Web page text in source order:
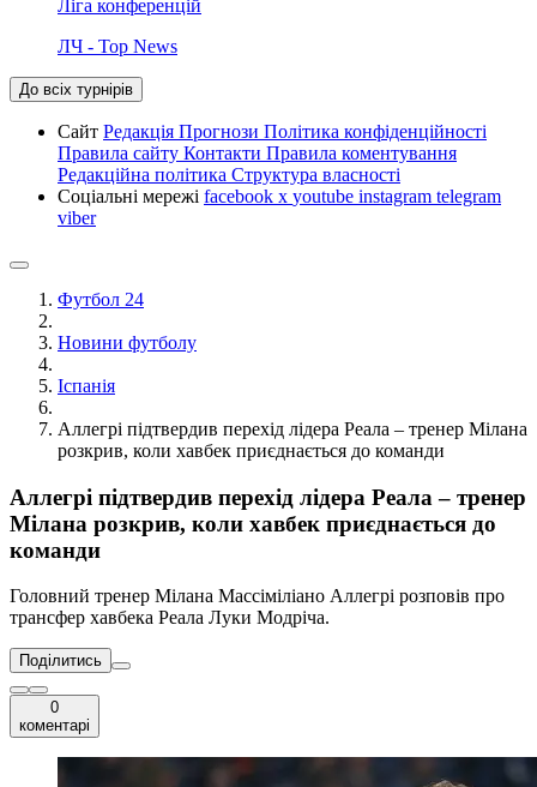
Ліга конференцій
ЛЧ - Top News
До всіх турнірів
Сайт Редакція Прогнози Політика конфіденційності
Правила сайту Контакти Правила коментування
Редакційна політика Структура власності
Соціальні мережі facebook x youtube instagram telegram
viber
Футбол 24
Новини футболу
Іспанія
Аллегрі підтвердив перехід лідера Реала – тренер Мілана
розкрив, коли хавбек приєднається до команди
Аллегрі підтвердив перехід лідера Реала – тренер
Мілана розкрив, коли хавбек приєднається до
команди
Головний тренер Мілана Массіміліано Аллегрі розповів про
трансфер хавбека Реала Луки Модріча.
Поділитись
0
коментарі